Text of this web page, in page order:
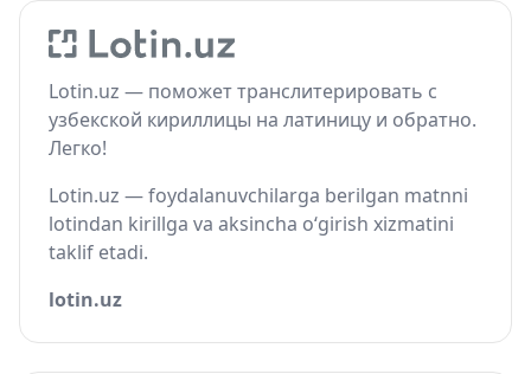
Lotin.uz — поможет транслитерировать с
узбекской кириллицы на латиницу и обратно.
Легко!
Lotin.uz — foydalanuvchilarga berilgan matnni
lotindan kirillga va aksincha o‘girish xizmatini
taklif etadi.
lotin.uz